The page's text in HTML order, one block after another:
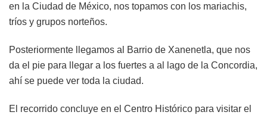
en la Ciudad de México, nos topamos con los mariachis,
tríos y grupos norteños.
Posteriormente llegamos al Barrio de Xanenetla, que nos
da el pie para llegar a los fuertes a al lago de la Concordia,
ahí se puede ver toda la ciudad.
El recorrido concluye en el Centro Histórico para visitar el